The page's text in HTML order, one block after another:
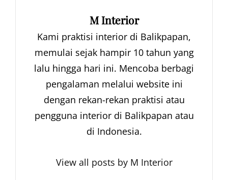
Author:
M Interior
Kami praktisi interior di Balikpapan,
memulai sejak hampir 10 tahun yang
lalu hingga hari ini. Mencoba berbagi
pengalaman melalui website ini
dengan rekan-rekan praktisi atau
pengguna interior di Balikpapan atau
di Indonesia.
View all posts by M Interior